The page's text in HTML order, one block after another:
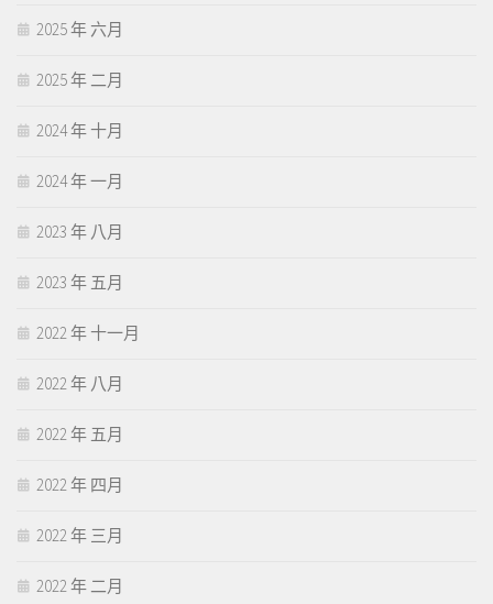
2025 年 六月
2025 年 二月
2024 年 十月
2024 年 一月
2023 年 八月
2023 年 五月
2022 年 十一月
2022 年 八月
2022 年 五月
2022 年 四月
2022 年 三月
2022 年 二月